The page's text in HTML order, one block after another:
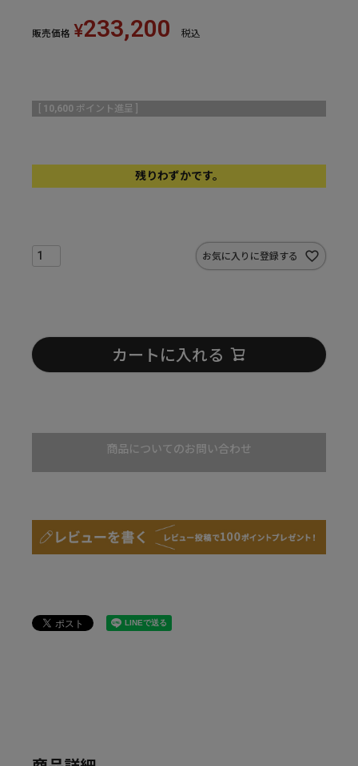
販売価格 ¥233,200 税込
10,600 ポイント進呈 ]
残りわずかです。
お気に入りに登録する
カートに入れる
商品についてのお問い合わせ